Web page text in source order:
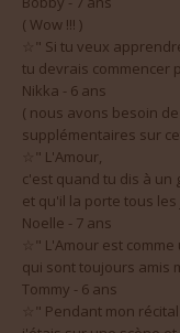
☆" Si tu veux
tu devrais commencer
Nikka - 6 ans
( nous avons besoin
supplémentaires sur
☆" L'Amour,
c'est quand tu dis à un
et qu'il la porte tous les
Noelle - 7 ans
☆" L'Amour est comme
qui sont toujours
Tommy - 6 ans
☆" Pendant mon récital
j'étais sur une scène et